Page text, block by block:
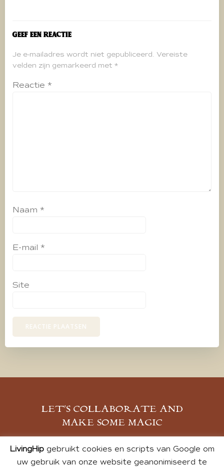
Geef een reactie
Je e-mailadres wordt niet gepubliceerd. Vereiste
velden zijn gemarkeerd met *
Reactie *
Naam *
E-mail *
Site
LET’S COLLABORATE AND
MAKE SOME MAGIC
MELD JE AAN
LivingHipgebruikt cookies en scripts van Google om
uw gebruik van onze website geanonimiseerd te